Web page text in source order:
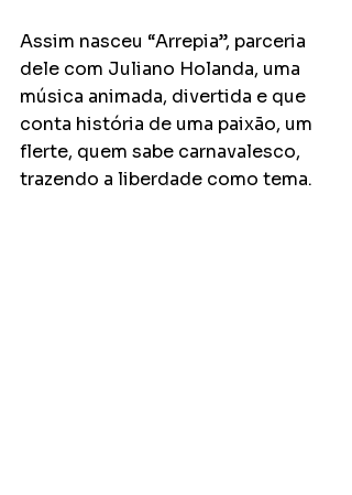
Assim nasceu “Arrepia”, parceria
dele com Juliano Holanda, uma
música animada, divertida e que
conta história de uma paixão, um
flerte, quem sabe carnavalesco,
trazendo a liberdade como tema.